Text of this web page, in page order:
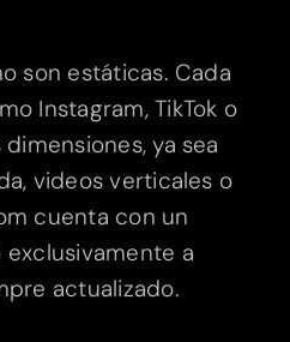
son estáticas. Cada
Instagram, TikTok o
ya sea
videos verticales o
cuenta con un
a
actualizado.